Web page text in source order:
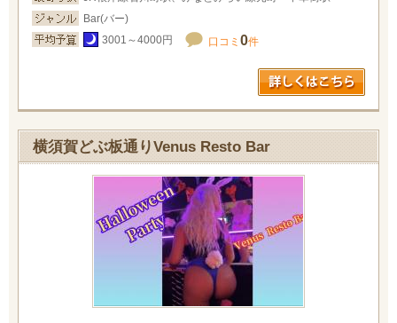
Bar(バー)
3001～4000円
口コミ 0件
横須賀どぶ板通りVenus Resto Bar